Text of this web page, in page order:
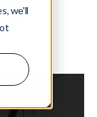
we'll